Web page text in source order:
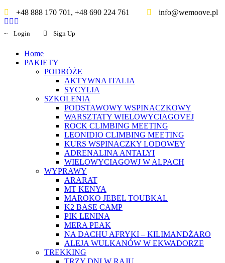
+48 888 170 701, +48 690 224 761
info@wemoove.pl
Login Sign Up
Home
PAKIETY
PODRÓŻE
AKTYWNA ITALIA
SYCYLIA
SZKOLENIA
PODSTAWOWY WSPINACZKOWY
WARSZTATY WIELOWYCIAGOVEJ
ROCK CLIMBING MEETING
LEONIDIO CLIMBING MEETING
KURS WSPINACZKY LODOWEY
ADRENALINA ANTALYI
WIELOWYCIAGOWJ W ALPACH
WYPRAWY
ARARAT
MT KENYA
MAROKO JEBEL TOUBKAL
K2 BASE CAMP
PIK LENINA
MERA PEAK
NA DACHU AFRYKI – KILIMANDŻARO
ALEJA WULKANÓW W EKWADORZE
TREKKING
TRZY DNI W RAJU